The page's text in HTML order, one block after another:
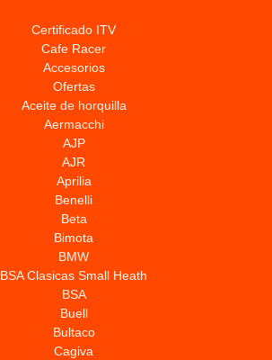
Certificado ITV
Cafe Racer
Accesorios
Ofertas
Aceite de horquilla
Aermacchi
AJP
AJR
Aprilia
Benelli
Beta
Bimota
BMW
BSA Clasicas Small Heath
BSA
Buell
Bultaco
Cagiva